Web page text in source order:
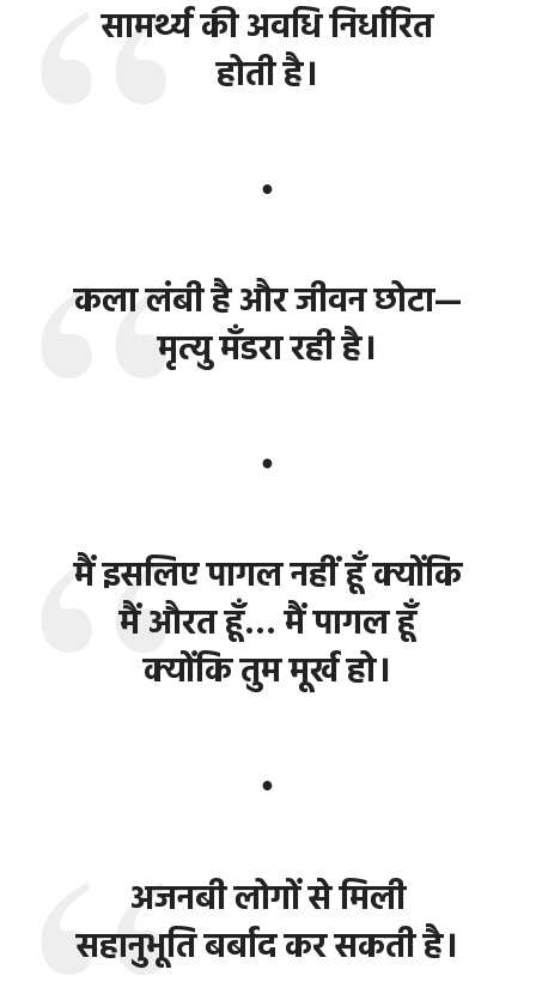
सामर्थ्य की अवधि निर्धारित
होती है।
●
कला लंबी है और जीवन छोटा—
मृत्यु मँडरा रही है।
●
मैं इसलिए पागल नहीं हूँ क्योंकि
मैं औरत हूँ… मैं पागल हूँ
क्योंकि तुम मूर्ख हो।
●
अजनबी लोगों से मिली
सहानुभूति बर्बाद कर सकती है।